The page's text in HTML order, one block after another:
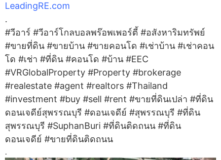
LeadingRE.com
.
#วีอาร์ #วีอาร์โกลบอลพร๊อพเพอร์ตี้ #อสังหาริมทรัพย์
#ขายที่ดิน #ขายบ้าน #ขายคอนโด #เช่าบ้าน #เช่าคอน
โด #เช่า #ที่ดิน #คอนโด #บ้าน #EEC
#VRGlobalProperty #Property #brokerage
#realestate #agent #realtors #Thailand
#investment #buy #sell #rent #ขายที่ดินเปล่า #ที่ดิน
ดอนเจดีย์สุพรรณบุรี #ดอนเจดีย์ #สุพรรณบุรี #ที่ดิน
สุพรรณบุรี #SuphanBuri #ที่ดินติดถนน #ที่ดิน
ดอนเจดีย์ #ขายที่ดินติดถนน
.